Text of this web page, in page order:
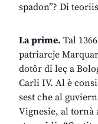
spadon”? Di
La prime. Tal
patriarcje
dotôr di leç a
Carli IV. Al è
sest che al
Vignesie, al tornà